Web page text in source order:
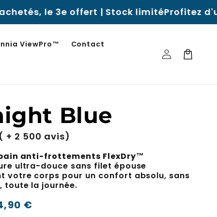
| Stock limitéProfitez d'une garantie de
ViewPro™ Contact
connecter
Panier
Blue
( + 2 500 avis)
anti-frottements FlexDry™
ultra-douce sans filet épouse
votre corps pour un confort absolu, sans
toute la journée.
€